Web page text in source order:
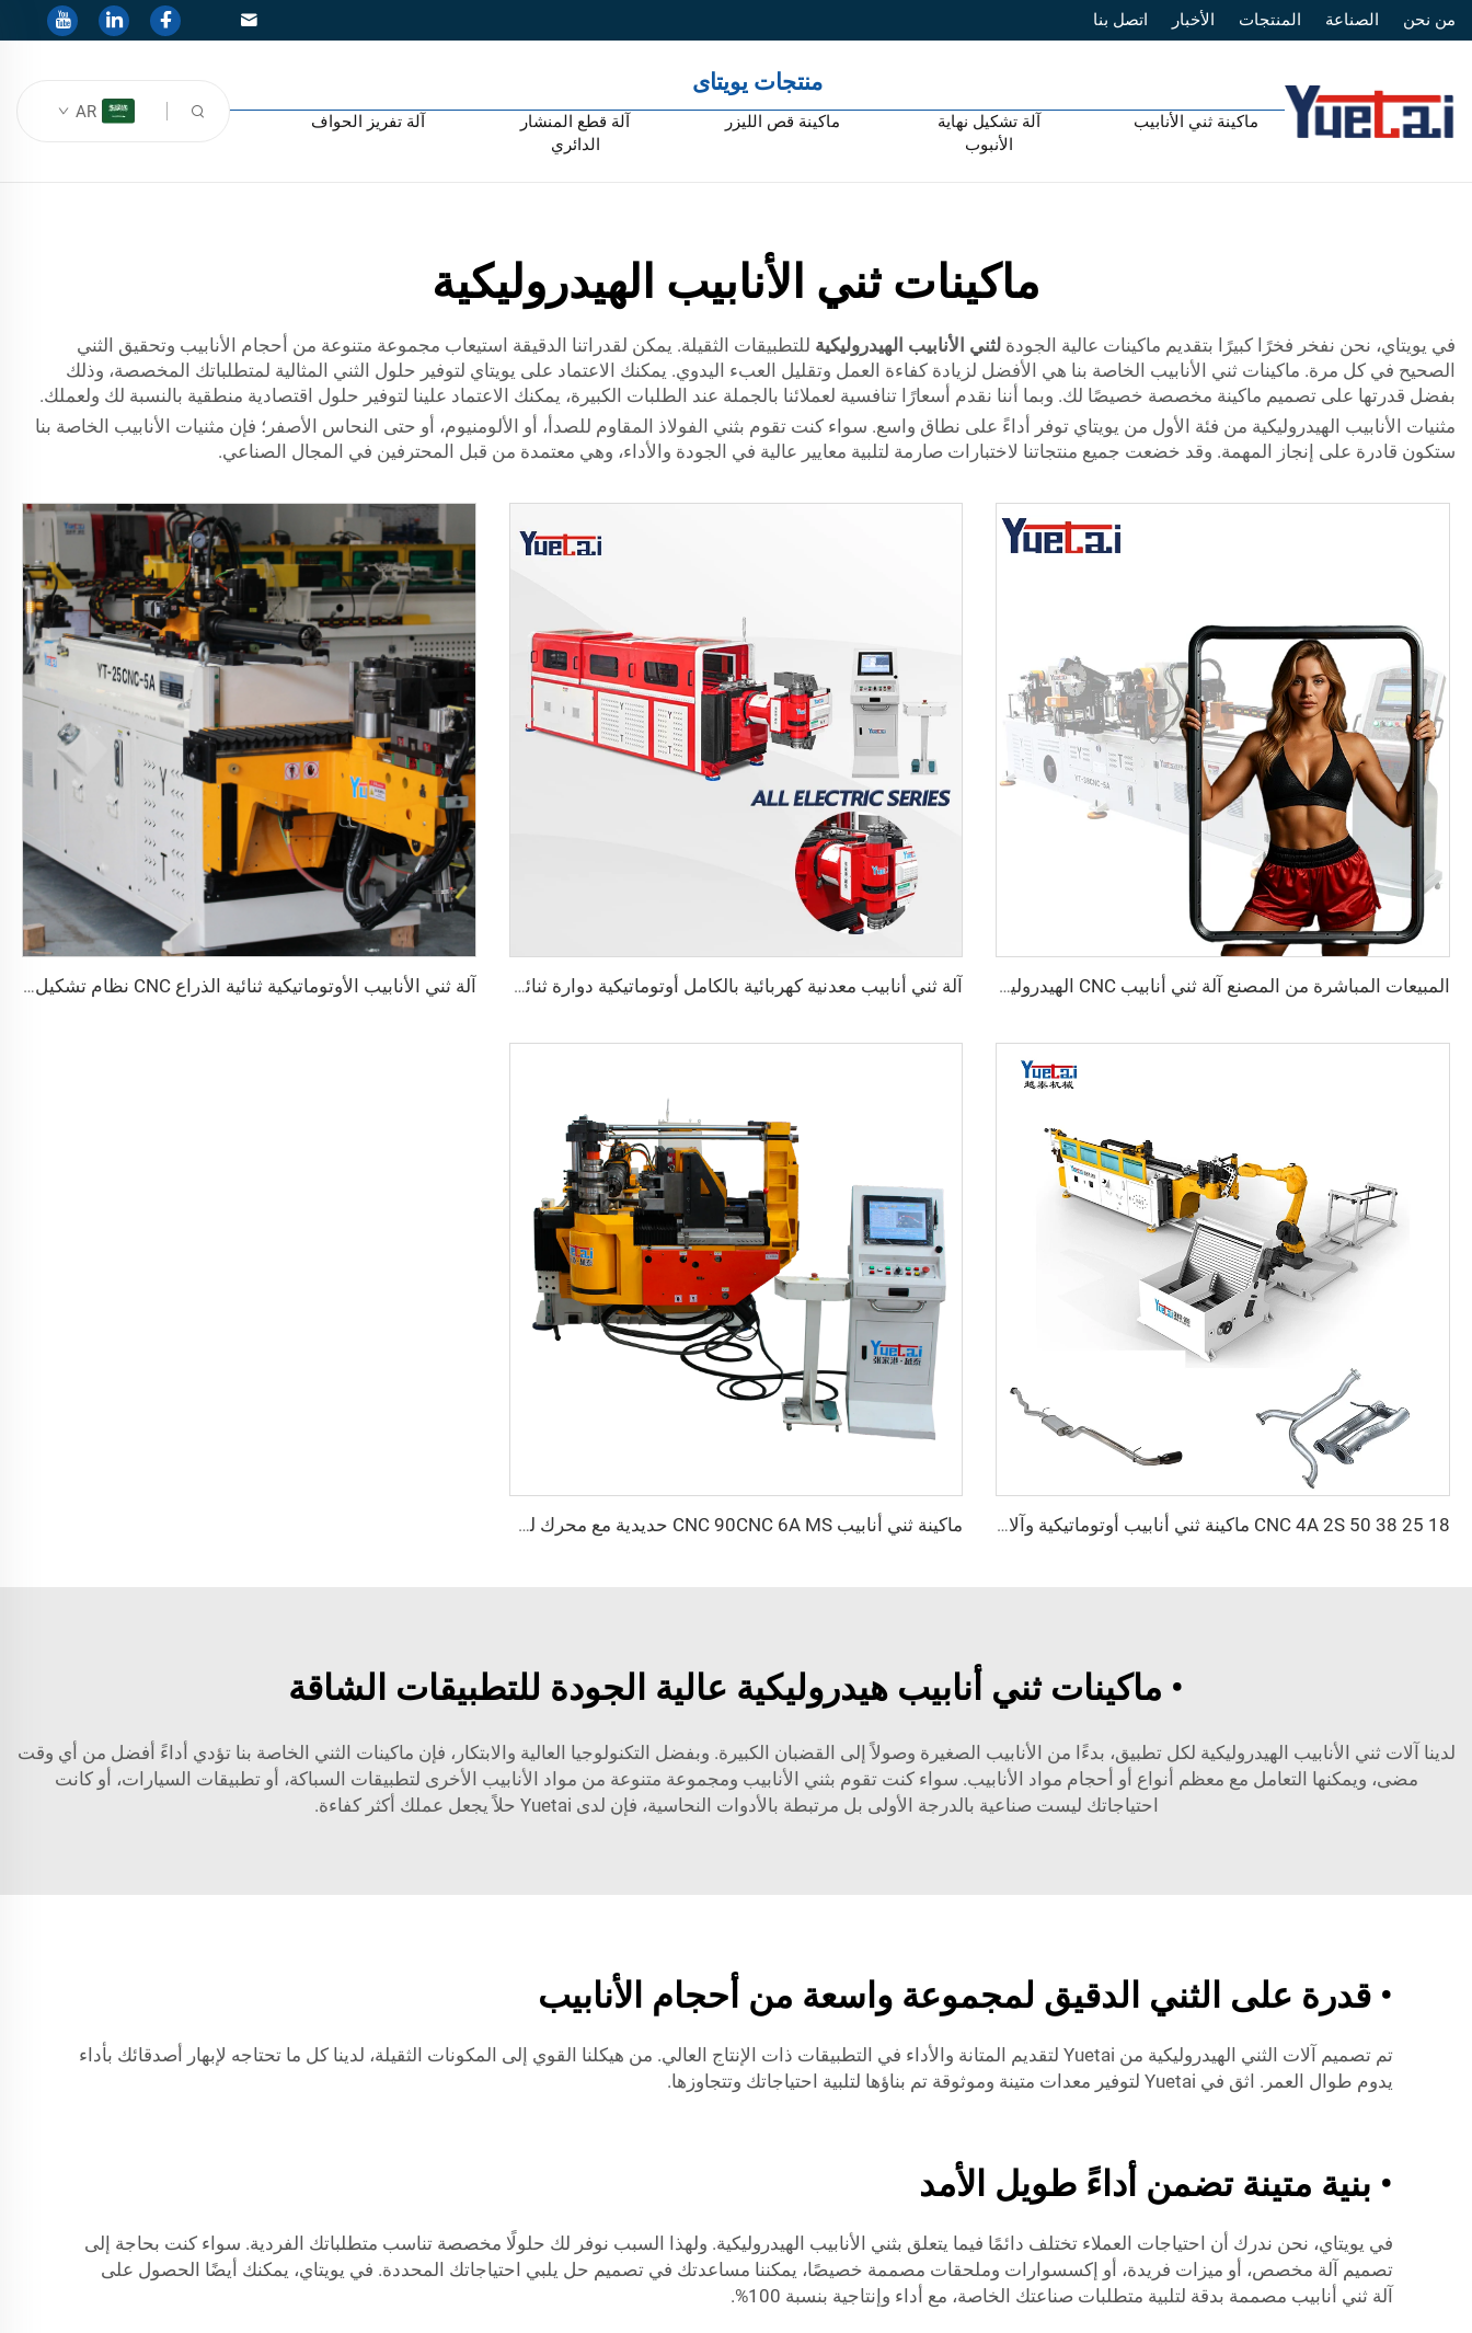
من نحن الصناعة المنتجات الأخبار اتصل بنا
منتجات يويتاى
ماكينة ثني الأنابيب
آلة تشكيل نهاية
الأنبوب
ماكينة قص الليزر
آلة قطع المنشار
الدائري
آلة تفريز الحواف AR
ماكينات ثني الأنابيب الهيدروليكية
في يويتاي، نحن نفخر فخرًا كبيرًا بتقديم ماكينات عالية الجودة لثني الأنابيب الهيدروليكية للتطبيقات الثقيلة. يمكن لقدراتنا الدقيقة استيعاب مجموعة متنوعة من أحجام الأنابيب وتحقيق الثني
الصحيح في كل مرة. ماكينات ثني الأنابيب الخاصة بنا هي الأفضل لزيادة كفاءة العمل وتقليل العبء اليدوي. يمكنك الاعتماد على يويتاي لتوفير حلول الثني المثالية لمتطلباتك المخصصة، وذلك
بفضل قدرتها على تصميم ماكينة مخصصة خصيصًا لك. وبما أننا نقدم أسعارًا تنافسية لعملائنا بالجملة عند الطلبات الكبيرة، يمكنك الاعتماد علينا لتوفير حلول اقتصادية منطقية بالنسبة لك ولعملك.
مثنيات الأنابيب الهيدروليكية من فئة الأول من يويتاي توفر أداءً على نطاق واسع. سواء كنت تقوم بثني الفولاذ المقاوم للصدأ، أو الألومنيوم، أو حتى النحاس الأصفر؛ فإن مثنيات الأنابيب الخاصة بنا
ستكون قادرة على إنجاز المهمة. وقد خضعت جميع منتجاتنا لاختبارات صارمة لتلبية معايير عالية في الجودة والأداء، وهي معتمدة من قبل المحترفين في المجال الصناعي.
المبيعات المباشرة من المصنع آلة ثني أنابيب CNC الهيدروليكية الأوتوماتيكية المزدوجة الرأس آلة ثني أنابيب الفولاذ الكربوني آلة ثني أنابيب معدنية كهربائية بالكامل أوتوماتيكية دوارة ثنائية الاتجاه سلسلة CNC آلة ثني الأنابيب الأوتوماتيكية ثنائية الذراع CNC نظام تشكيل الأنابيب ثنائي الاتجاه المتزامن لعوادم ودرابزين آلة ثني الأنابيب
18 25 38 50 CNC 4A 2S ماكينة ثني أنابيب أوتوماتيكية وآلات الثني للأنابيب بوصة 1، 2، 3 بوصة مع الدفع ماكينة ثني أنابيب CNC 90CNC 6A MS حديدية مع محرك للأنابيب المربعة وللألومنيوم والفولاذ المقاوم للصدأ والنحاس
• ماكينات ثني أنابيب هيدروليكية عالية الجودة للتطبيقات الشاقة
لدينا آلات ثني الأنابيب الهيدروليكية لكل تطبيق، بدءًا من الأنابيب الصغيرة وصولاً إلى القضبان الكبيرة. وبفضل التكنولوجيا العالية والابتكار، فإن ماكينات الثني الخاصة بنا تؤدي أداءً أفضل من أي وقت
مضى، ويمكنها التعامل مع معظم أنواع أو أحجام مواد الأنابيب. سواء كنت تقوم بثني الأنابيب ومجموعة متنوعة من مواد الأنابيب الأخرى لتطبيقات السباكة، أو تطبيقات السيارات، أو كانت
احتياجاتك ليست صناعية بالدرجة الأولى بل مرتبطة بالأدوات النحاسية، فإن لدى Yuetai حلاً يجعل عملك أكثر كفاءة.
• قدرة على الثني الدقيق لمجموعة واسعة من أحجام الأنابيب
تم تصميم آلات الثني الهيدروليكية من Yuetai لتقديم المتانة والأداء في التطبيقات ذات الإنتاج العالي. من هيكلنا القوي إلى المكونات الثقيلة، لدينا كل ما تحتاجه لإبهار أصدقائك بأداء
يدوم طوال العمر. اثق في Yuetai لتوفير معدات متينة وموثوقة تم بناؤها لتلبية احتياجاتك وتتجاوزها.
• بنية متينة تضمن أداءً طويل الأمد
في يويتاي، نحن ندرك أن احتياجات العملاء تختلف دائمًا فيما يتعلق بثني الأنابيب الهيدروليكية. ولهذا السبب نوفر لك حلولًا مخصصة تناسب متطلباتك الفردية. سواء كنت بحاجة إلى
تصميم آلة مخصص، أو ميزات فريدة، أو إكسسوارات وملحقات مصممة خصيصًا، يمكننا مساعدتك في تصميم حل يلبي احتياجاتك المحددة. في يويتاي، يمكنك أيضًا الحصول على
آلة ثني أنابيب مصممة بدقة لتلبية متطلبات صناعتك الخاصة، مع أداء وإنتاجية بنسبة 100%.